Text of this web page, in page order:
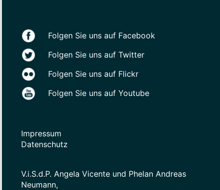
Folgen Sie uns auf Facebook
Folgen Sie uns auf Twitter
Folgen Sie uns auf Flickr
Folgen Sie uns auf Youtube
Impressum
Datenschutz
V.i.S.d.P. Angela Vicente und Phelan Andreas
Neumann,